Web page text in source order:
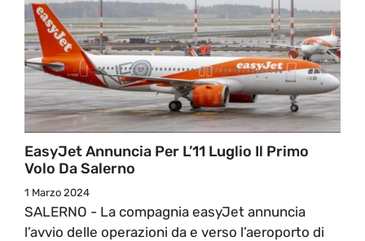
EasyJet Annuncia Per L’11 Luglio Il Primo
Volo Da Salerno
1 Marzo 2024
SALERNO - La compagnia easyJet annuncia
l’avvio delle operazioni da e verso l’aeroporto di